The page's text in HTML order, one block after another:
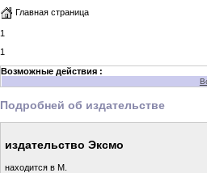
Главная страница
1
1
Возможные действия :
Подробней об издательстве
издательство Эксмо
находится в М.